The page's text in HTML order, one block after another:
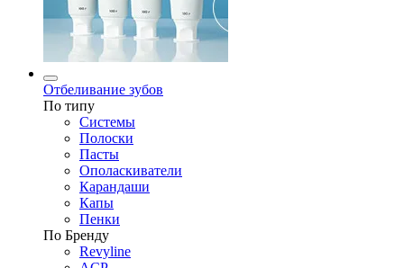
Отбеливание зубов
По типу
Системы
Полоски
Пасты
Ополаскиватели
Карандаши
Капы
Пенки
По Бренду
Revyline